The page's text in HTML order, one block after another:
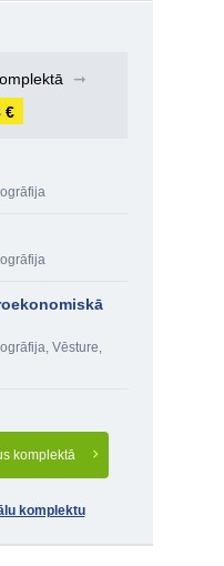
➞
€
, Vēsture,
komplektā
komplektu